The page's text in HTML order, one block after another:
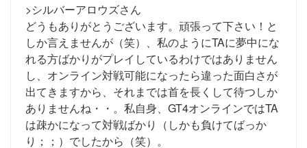
>シルバーアロウズさん
どうもありがとうございます。頑張って下さい！と
しか言えませんが（笑）、私のようにTAに夢中にな
れる方ばかりがプレイしているわけではありません
し、オンライン対戦可能になったら違った面白さが
出てきますから、それまでは首を長くして待つしか
ありませんね・・。私自身、GT4オンラインではTA
は疎かになって対戦ばかり（しかも負けてばっか
り；；）でしたから（笑）。